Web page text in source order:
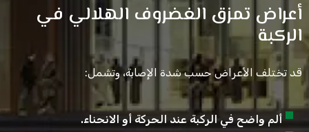
أعراض تمزق الغضروف الهلالي في
الركبة
قد تختلف الأعراض حسب شدة الإصابة، وتشمل:
ألم واضح في الركبة عند الحركة أو الانحناء.